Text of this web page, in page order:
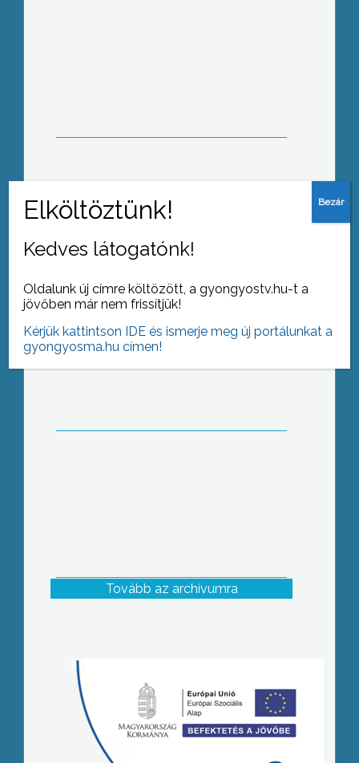
2. Rosenberger party
Tovább az archívumra
Kedves látogatónk!
Oldalunk új címre költözött, a gyongyostv.hu-t a
jövőben már nem frissítjük!
Kérjük kattintson IDE és ismerje meg új portálunkat a
gyongyosma.hu címen!